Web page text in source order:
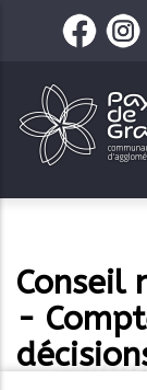
contenu
principal
Conseil
-